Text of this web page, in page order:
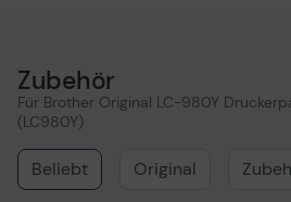
Zubehör
Für Brother Original LC-980Y
(LC980Y)
Beliebt Original